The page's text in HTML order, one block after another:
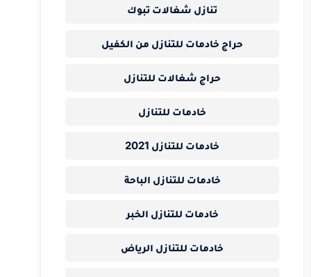
تنازل شغالات تبوك
حراج خادمات للتنازل من الكفيل
حراج شغالات للتنازل
خادمات للتنازل
خادمات للتنازل 2021
خادمات للتنازل الباحة
خادمات للتنازل الخبر
خادمات للتنازل الرياض